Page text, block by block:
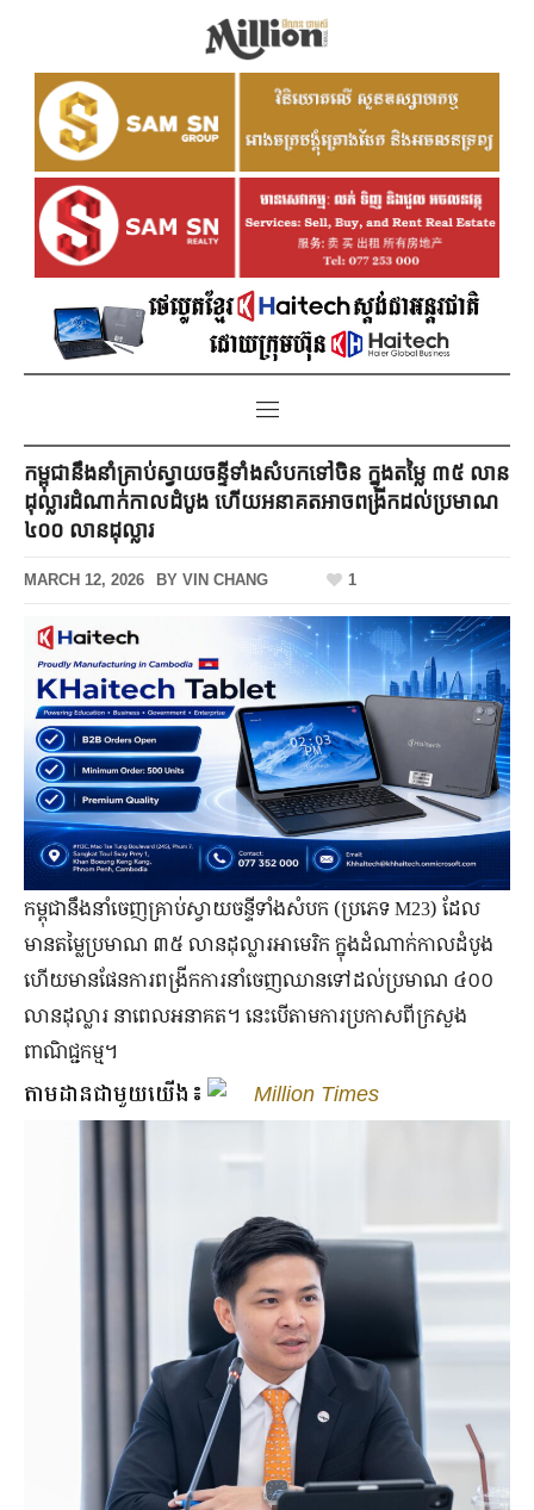
កម្ពុជានឹងនាំគ្រាប់ស្វាយចន្ទីទាំងសំបកទៅចិន ក្នុងតម្លៃ ៣៥ លាន
ដុល្លារដំណាក់កាលដំបូង ហើយអនាគតអាចពង្រីកដល់ប្រមាណ
៤០០ លានដុល្លារ
MARCH 12, 2026 BY VIN CHANG 1
កម្ពុជា​នឹង​នាំ​ចេញ​គ្រាប់​ស្វាយ​ចន្ទី​ទាំងសំបក (ប្រភេទ M23) ដែល​
មាន​តម្លៃ​ប្រមាណ ៣៥ លាន​ដុល្លារ​អាមេរិក ក្នុង​ដំណាក់​កាល​ដំបូង
ហើយ​មាន​ផែនការ​ពង្រីក​ការ​នាំ​ចេញ​ឈាន​ទៅ​ដល់​ប្រមាណ ៤០០
លាន​ដុល្លារ​ នាពេល​អនាគត។ នេះ​បើ​តាម​ការ​ប្រកាស​ពី​ក្រសួង​
ពាណិជ្ជកម្ម។
តាមដានជាមួយយើង៖ Million Times